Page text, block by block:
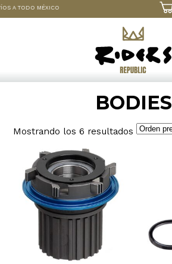
TODO MÉXICO
BODIES
Mostrando los 6 resultados